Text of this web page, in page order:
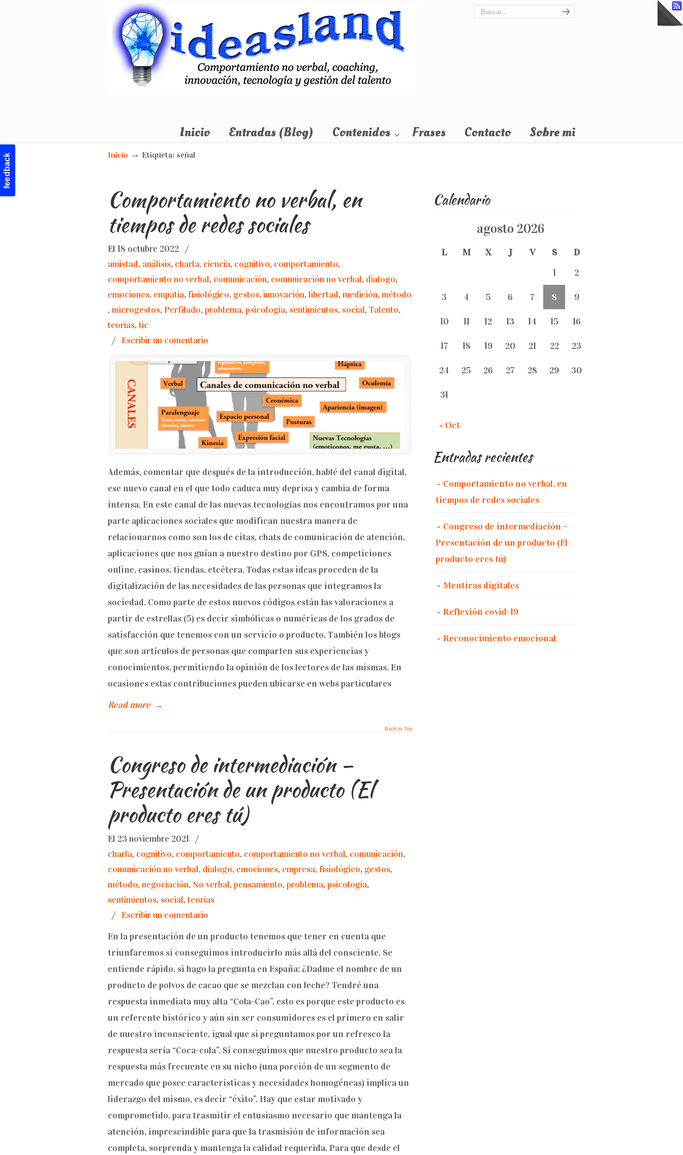
feedback
Otro sitio realizado con WordPress
Inicio Entradas (Blog) Contenidos Frases Contacto Sobre mi
Inicio → Etiqueta: señal
Comportamiento no verbal, en
tiempos de redes sociales
El 18 octubre 2022
/
amistad, análisis, charla, ciencia, cognitivo, comportamiento,
comportamiento no verbal, comunicación, comunicación no verbal, dialogo,
emociones, empatía, fisiológico, gestos, innovación, libertad, medición, método
, microgestos, Perfilado, problema, psicología, sentimientos, social, Talento,
teorías,tic
/ Escribir un comentario
Además, comentar que después de la introducción, hablé del canal digital,
ese nuevo canal en el que todo caduca muy deprisa y cambia de forma
intensa. En este canal de las nuevas tecnologías nos encontramos por una
parte aplicaciones sociales que modifican nuestra manera de
relacionarnos como son los de citas, chats de comunicación de atención,
aplicaciones que nos guían a nuestro destino por GPS, competiciones
online, casinos, tiendas, etcétera. Todas estas ideas proceden de la
digitalización de las necesidades de las personas que integramos la
sociedad. Como parte de estos nuevos códigos están las valoraciones a
partir de estrellas (5) es decir simbólicas o numéricas de los grados de
satisfacción que tenemos con un servicio o producto. También los blogs
que son artículos de personas que comparten sus experiencias y
conocimientos, permitiendo la opinión de los lectores de las mismas. En
ocasiones estas contribuciones pueden ubicarse en webs particulares
Read more →
Back to Top
Congreso de intermediación –
Presentación de un producto (El
producto eres tú)
El 23 noviembre 2021
/
charla, cognitivo, comportamiento, comportamiento no verbal, comunicación,
comunicación no verbal, dialogo, emociones, empresa, fisiológico, gestos,
método, negociación, No verbal, pensamiento, problema, psicología,
sentimientos, social,teorías
/ Escribir un comentario
En la presentación de un producto tenemos que tener en cuenta que
triunfaremos si conseguimos introducirlo más allá del consciente. Se
entiende rápido, si hago la pregunta en España: ¿Dadme el nombre de un
producto de polvos de cacao que se mezclan con leche? Tendré una
respuesta inmediata muy alta “Cola-Cao”, esto es porque este producto es
un referente histórico y aún sin ser consumidores es el primero en salir
de nuestro inconsciente, igual que si preguntamos por un refresco la
respuesta sería “Coca-cola”. Si conseguimos que nuestro producto sea la
respuesta más frecuente en su nicho (una porción de un segmento de
mercado que posee características y necesidades homogéneas) implica un
liderazgo del mismo, es decir “éxito”. Hay que estar motivado y
comprometido, para trasmitir el entusiasmo necesario que mantenga la
atención, imprescindible para que la trasmisión de información sea
completa, sorprenda y mantenga la calidad requerida. Para que desde el
Calendario
agosto 2026
L M X J V S
D
1
2
3 4 5 6 7 8 9
10 11 12 13 14 15 16
17 18 19 20 21 22 23
24 25 26 27 28 29 30
31
« Oct
Entradas recientes
Comportamiento no verbal, en
tiempos de redes sociales
Congreso de intermediación –
Presentación de un producto (El
producto eres tú)
Mentiras digitales
Reflexión covid-19
Reconocimiento emocional